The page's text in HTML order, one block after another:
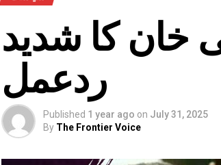
خان کا شدید
ردعمل
Published 1 year ago on July 31, 2025
By The Frontier Voice